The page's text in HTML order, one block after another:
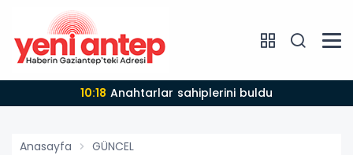
10:18 Anahtarlar sahiplerini buldu
Anasayfa GÜNCEL